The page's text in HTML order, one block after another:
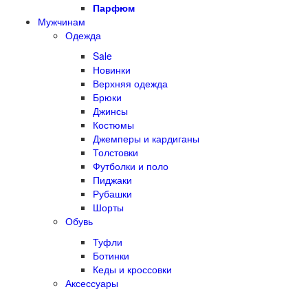
Парфюм
Мужчинам
Одежда
Sale
Новинки
Верхняя одежда
Брюки
Джинсы
Костюмы
Джемперы и кардиганы
Толстовки
Футболки и поло
Пиджаки
Рубашки
Шорты
Обувь
Туфли
Ботинки
Кеды и кроссовки
Аксессуары